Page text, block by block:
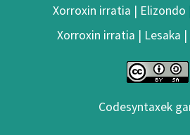
Xorroxin irratia | Elizondo
Xorroxin irratia | Lesaka |
Codesyntaxek